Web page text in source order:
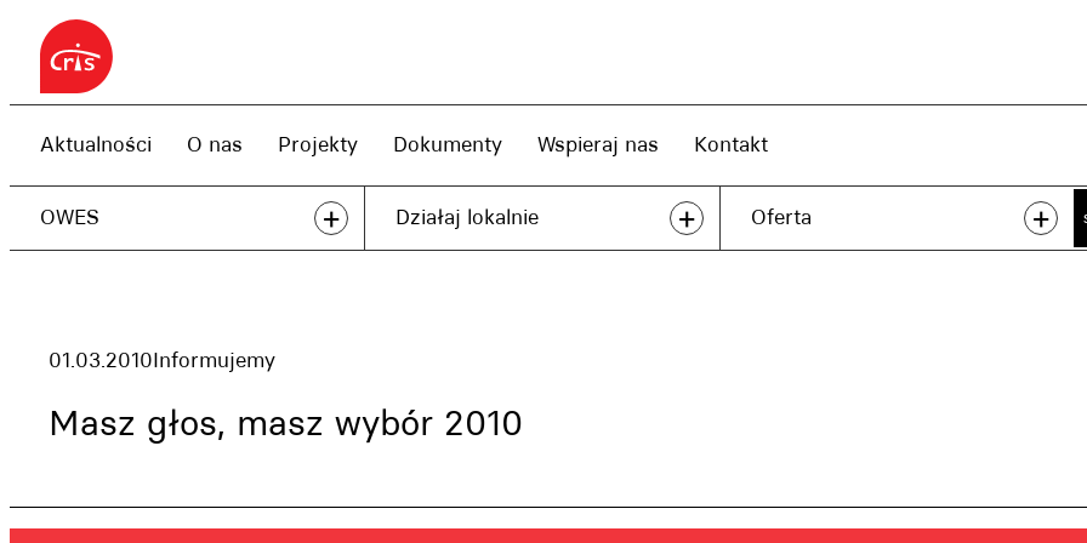
Przejdź
treści
Aktualności O nas Projekty Dokumenty Wspieraj nas Kontakt
OWES + Działaj lokalnie + Oferta +
01.03.2010Informujemy
Masz głos, masz wybór 2010